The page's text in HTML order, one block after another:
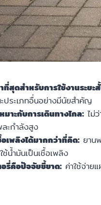
สุดสำหรับการใช้งานระยะ
ประเภทอื่นอย่างมีนัยสำคัญ
มาะกับการเดินทางไกล: ไม่
ละกำลังสูง
เพลิงได้มากกว่าที่คิด: ยาน
ช้น้ำมันเป็นเชื้อเพลิง
รี่คือปัจจัยชี้ขาด: ค่าใช้จ่าย